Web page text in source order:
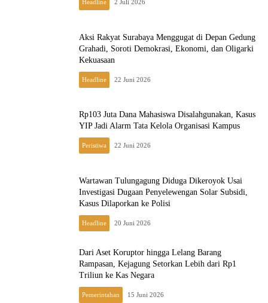
Headline 2 Juli 2026
Aksi Rakyat Surabaya Menggugat di Depan Gedung
Grahadi, Soroti Demokrasi, Ekonomi, dan Oligarki
Kekuasaan
Headline 22 Juni 2026
Rp103 Juta Dana Mahasiswa Disalahgunakan, Kasus
YIP Jadi Alarm Tata Kelola Organisasi Kampus
Peristiwa 22 Juni 2026
Wartawan Tulungagung Diduga Dikeroyok Usai
Investigasi Dugaan Penyelewengan Solar Subsidi,
Kasus Dilaporkan ke Polisi
Headline 20 Juni 2026
Dari Aset Koruptor hingga Lelang Barang
Rampasan, Kejagung Setorkan Lebih dari Rp1
Triliun ke Kas Negara
Pemerintahan 15 Juni 2026